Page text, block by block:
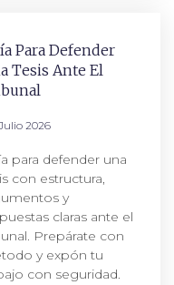
Para Defender
Tesis Ante El
2026
para defender una
con estructura,
y
claras ante el
Prepárate con
y expón tu
con seguridad.